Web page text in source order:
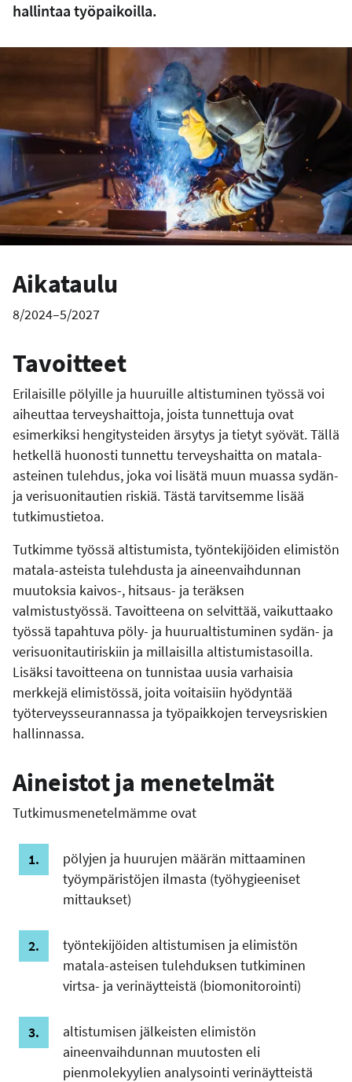
hallintaa työpaikoilla.
Aikataulu
8/2024–5/2027
Tavoitteet
Erilaisille pölyille ja huuruille altistuminen työssä voi
aiheuttaa terveyshaittoja, joista tunnettuja ovat
esimerkiksi hengitysteiden ärsytys ja tietyt syövät. Tällä
hetkellä huonosti tunnettu terveyshaitta on matala-
asteinen tulehdus, joka voi lisätä muun muassa sydän-
ja verisuonitautien riskiä. Tästä tarvitsemme lisää
tutkimustietoa.
Tutkimme työssä altistumista, työntekijöiden elimistön
matala-asteista tulehdusta ja aineenvaihdunnan
muutoksia kaivos-, hitsaus- ja teräksen
valmistustyössä. Tavoitteena on selvittää, vaikuttaako
työssä tapahtuva pöly- ja huurualtistuminen sydän- ja
verisuonitautiriskiin ja millaisilla altistumistasoilla.
Lisäksi tavoitteena on tunnistaa uusia varhaisia
merkkejä elimistössä, joita voitaisiin hyödyntää
työterveysseurannassa ja työpaikkojen terveysriskien
hallinnassa.
Aineistot ja menetelmät
Tutkimusmenetelmämme ovat
pölyjen ja huurujen määrän mittaaminen
työympäristöjen ilmasta (työhygieeniset
mittaukset)
työntekijöiden altistumisen ja elimistön
matala-asteisen tulehduksen tutkiminen
virtsa- ja verinäytteistä (biomonitorointi)
altistumisen jälkeisten elimistön
aineenvaihdunnan muutosten eli
pienmolekyylien analysointi verinäytteistä